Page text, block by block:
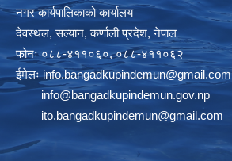
नगर कार्यपालिकाको कार्यालय
देवस्थल, सल्यान, कर्णाली प्रदेश, नेपाल
फोनः ०८८-४११०६०, ०८८-४११०६२
ईमेलःinfo.bangadkupindemun@gmail.com
info@bangadkupindemun.gov.np
ito.bangadkupindemun@gmail.com